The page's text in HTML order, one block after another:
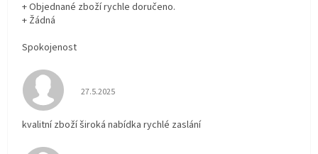
+ Objednané zboží rychle doručeno.
+ Žádná
Spokojenost
Hodnocení obchodu je 5 z 5 hvězdiček.
27.5.2025
kvalitní zboží široká nabídka rychlé zaslání